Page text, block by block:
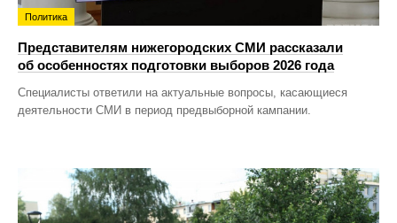
Политика
Представителям нижегородских СМИ рассказали
об особенностях подготовки выборов 2026 года
Специалисты ответили на актуальные вопросы, касающиеся
деятельности СМИ в период предвыборной кампании.